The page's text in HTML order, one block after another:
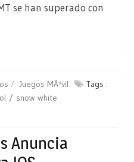
se han superado con
Juegos MÃ³vil
Tags :
snow white
Anuncia